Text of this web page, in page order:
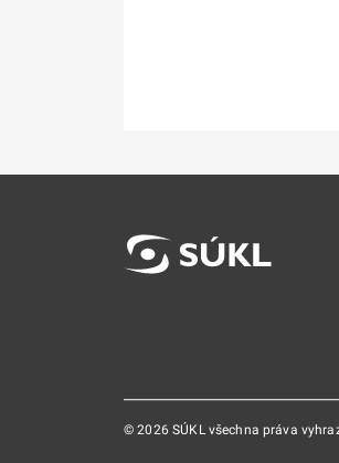
© 2026 SÚKL všechna práva